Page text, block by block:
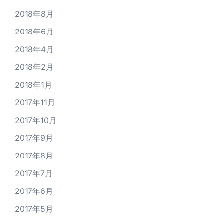
2018年8月
2018年6月
2018年4月
2018年2月
2018年1月
2017年11月
2017年10月
2017年9月
2017年8月
2017年7月
2017年6月
2017年5月